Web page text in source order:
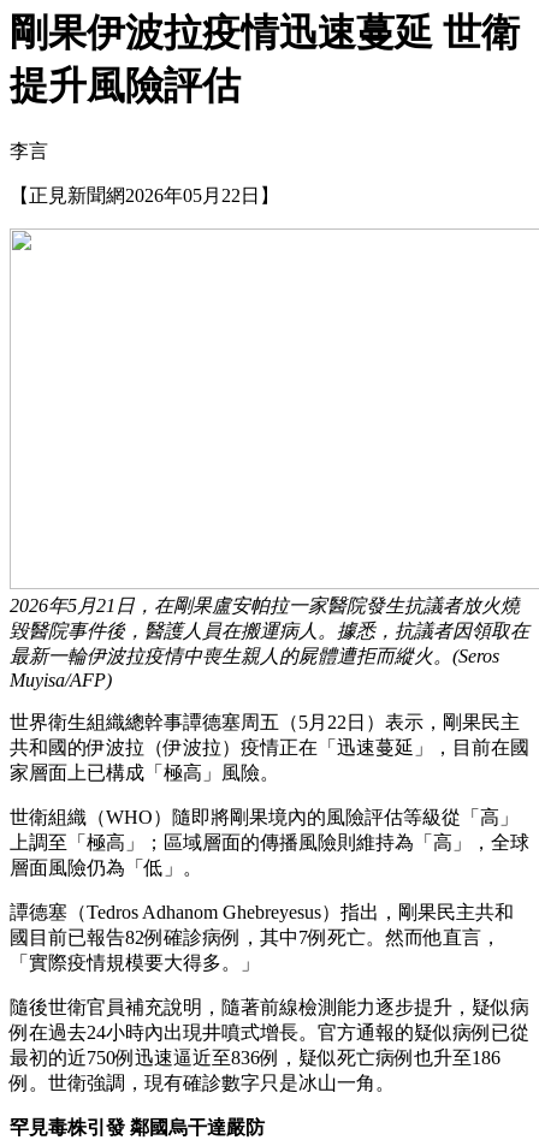
剛果伊波拉疫情迅速蔓延 世衛
提升風險評估
李言
【正見新聞網2026年05月22日】
2026年5月21日，在剛果盧安帕拉一家醫院發生抗議者放火燒
毀醫院事件後，醫護人員在搬運病人。據悉，抗議者因領取在
最新一輪伊波拉疫情中喪生親人的屍體遭拒而縱火。(Seros
Muyisa/AFP)
世界衛生組織總幹事譚德塞周五（5月22日）表示，剛果民主
共和國的伊波拉（伊波拉）疫情正在「迅速蔓延」，目前在國
家層面上已構成「極高」風險。
世衛組織（WHO）隨即將剛果境內的風險評估等級從「高」
上調至「極高」；區域層面的傳播風險則維持為「高」，全球
層面風險仍為「低」。
譚德塞（Tedros Adhanom Ghebreyesus）指出，剛果民主共和
國目前已報告82例確診病例，其中7例死亡。然而他直言，
「實際疫情規模要大得多。」
隨後世衛官員補充說明，隨著前線檢測能力逐步提升，疑似病
例在過去24小時內出現井噴式增長。官方通報的疑似病例已從
最初的近750例迅速逼近至836例，疑似死亡病例也升至186
例。世衛強調，現有確診數字只是冰山一角。
罕見毒株引發 鄰國烏干達嚴防